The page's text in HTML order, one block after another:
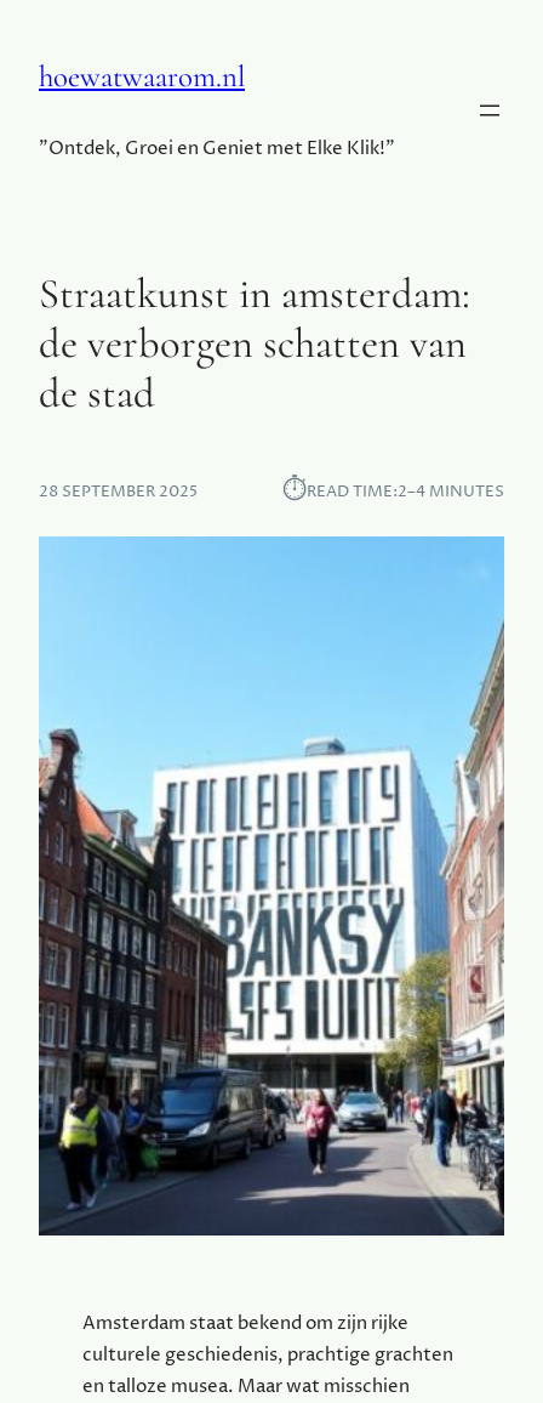
hoewatwaarom.nl
"Ontdek, Groei en Geniet met Elke Klik!"
Straatkunst in amsterdam:
de verborgen schatten van
de stad
28 SEPTEMBER 2025 ⏱︎READ TIME:2–4 MINUTES
Amsterdam staat bekend om zijn rijke
culturele geschiedenis, prachtige grachten
en talloze musea. Maar wat misschien